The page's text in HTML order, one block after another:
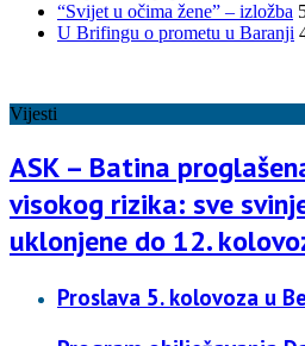
“Svijet u očima žene” – izložba
U Brifingu o prometu u Baranji
Vijesti
ASK – Batina
visokog rizika: sve
uklonjene do 12.
Proslava 5. kolovoza u